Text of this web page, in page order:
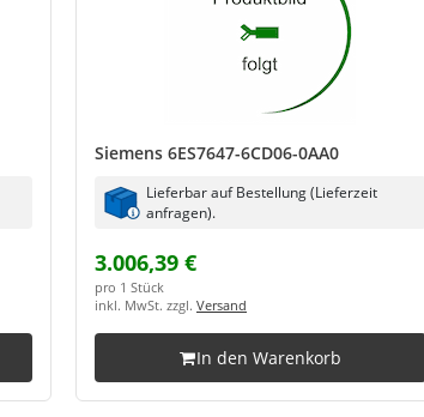
Siemens 6ES7647-6CD06-0AA0
Lieferbar auf Bestellung (Lieferzeit
anfragen).
3.006,39 €
pro 1 Stück
inkl. MwSt. zzgl. Versand
In den Warenkorb